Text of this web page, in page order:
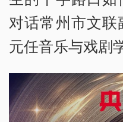
对话常州市文
元任音乐与戏剧